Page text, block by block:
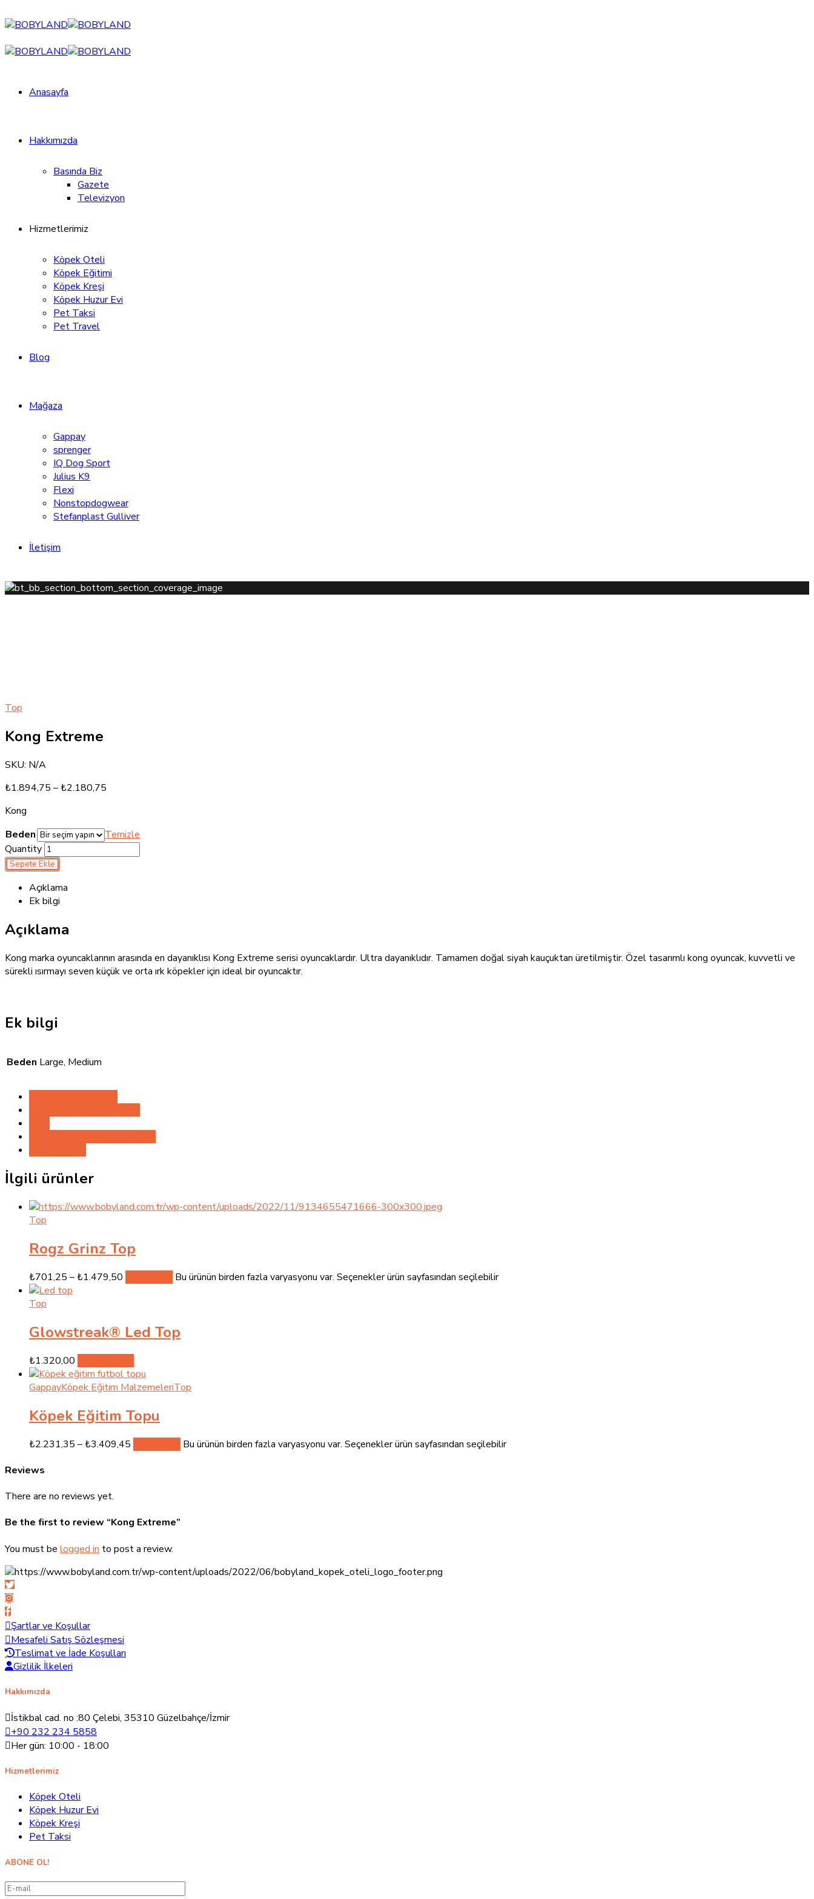
Anasayfa
Hakkımızda
Basında Biz
Gazete
Televizyon
Hizmetlerimiz
Köpek Oteli
Köpek Eğitimi
Köpek Kreşi
Köpek Huzur Evi
Pet Taksi
Pet Travel
Blog
Mağaza
Gappay
sprenger
IQ Dog Sport
Julius K9
Flexi
Nonstopdogwear
Stefanplast Gulliver
İletişim
Top
Kong Extreme
SKU: N/A
₺1.894,75 – ₺2.180,75
Kong
Beden
Temizle
Quantity
Sepete Ekle
Açıklama
Ek bilgi
Açıklama
Kong marka oyuncaklarının arasında en dayanıklısı Kong Extreme serisi oyuncaklardır. Ultra dayanıklıdır. Tamamen doğal siyah kauçuktan üretilmiştir. Özel tasarımlı kong oyuncak, kuvvetli ve
sürekli ısırmayı seven küçük ve orta ırk köpekler için ideal bir oyuncaktır.
Ek bilgi
Beden Large, Medium
İlgili ürünler
Top
Rogz Grinz Top
₺701,25 – ₺1.479,50
Bu ürünün birden fazla varyasyonu var. Seçenekler ürün sayfasından seçilebilir
Top
Glowstreak® Led Top
₺1.320,00
GappayKöpek Eğitim MalzemeleriTop
Köpek Eğitim Topu
₺2.231,35 – ₺3.409,45
Bu ürünün birden fazla varyasyonu var. Seçenekler ürün sayfasından seçilebilir
Reviews
There are no reviews yet.
Be the first to review “Kong Extreme”
You must be logged in to post a review.
Şartlar ve Koşullar
Mesafeli Satış Sözleşmesi
Teslimat ve İade Koşulları
Gizlilik İlkeleri
Hakkımızda
İstikbal cad. no :80 Çelebi, 35310 Güzelbahçe/İzmir
+90 232 234 5858
Her gün: 10:00 - 18:00
Hizmetlerimiz
Köpek Oteli
Köpek Huzur Evi
Köpek Kreşi
Pet Taksi
ABONE OL!